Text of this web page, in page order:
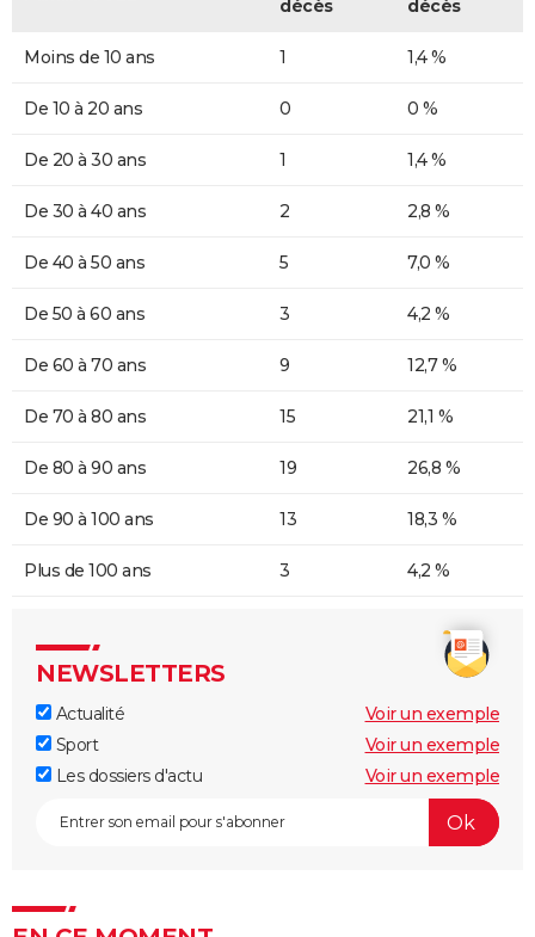
décès
décès
Moins de 10 ans 1 1,4 %
De 10 à 20 ans 0 0 %
De 20 à 30 ans 1 1,4 %
De 30 à 40 ans 2 2,8 %
De 40 à 50 ans 5 7,0 %
De 50 à 60 ans 3 4,2 %
De 60 à 70 ans 9 12,7 %
De 70 à 80 ans 15 21,1 %
De 80 à 90 ans 19 26,8 %
De 90 à 100 ans 13 18,3 %
Plus de 100 ans 3 4,2 %
NEWSLETTERS
Actualité
Voir un exemple
Sport
Voir un exemple
Les dossiers d'actu
Voir un exemple